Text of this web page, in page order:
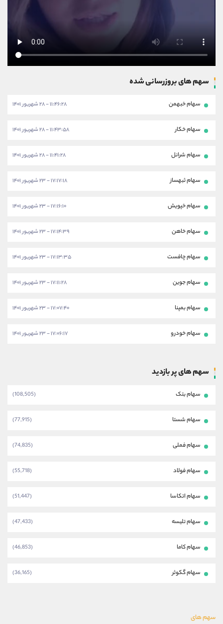
سهم های بروزرسانی شده
سهام خبهمن ۱۱:۴۶:۲۸ - ۲۸ شهریور ۱۴۰۱
سهام خکار ۱۱:۴۳:۵۸ - ۲۸ شهریور ۱۴۰۱
سهام شرانل ۱۱:۴۱:۲۸ - ۲۸ شهریور ۱۴۰۱
سهام ثبهساز ۱۷:۱۷:۱۸ - ۲۳ شهریور ۱۴۰۱
سهام خپویش ۱۷:۱۶:۱۰ - ۲۳ شهریور ۱۴۰۱
سهام خاهن ۱۷:۱۴:۳۹ - ۲۳ شهریور ۱۴۰۱
سهام چافست ۱۷:۱۳:۳۵ - ۲۳ شهریور ۱۴۰۱
سهام جوین ۱۷:۱۱:۲۸ - ۲۳ شهریور ۱۴۰۱
سهام بمپنا ۱۷:۰۷:۴۰ - ۲۳ شهریور ۱۴۰۱
سهام خودرو ۱۷:۰۶:۱۷ - ۲۳ شهریور ۱۴۰۱
سهم های پر بازدید
سهام بتک (108,505)
سهام شستا (77,915)
سهام فملی (74,835)
سهام فولاد (55,718)
سهام اتکاسا (51,447)
سهام تلیسه (47,433)
سهام کاما (46,853)
سهام گکوثر (36,165)
سهم های